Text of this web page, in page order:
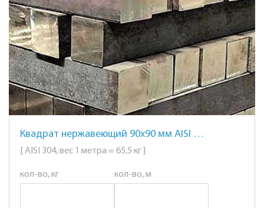
Квадрат нержавеющий 90х90 мм AISI 304 сталь 08Х18Н10
[ AISI 304, вес 1 метра = 65,5 кг ]
кол-во, кг кол-во, м